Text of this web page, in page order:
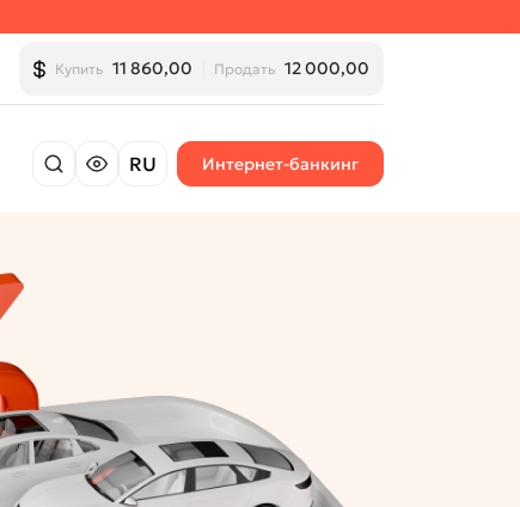
Купить 11 860,00 Продать 12 000,00
RU Интернет-банкинг